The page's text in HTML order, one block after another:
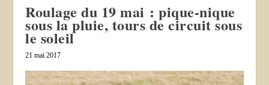
Roulage du 19 mai : pique-nique
sous la pluie, tours de circuit sous
le soleil
21 mai 2017